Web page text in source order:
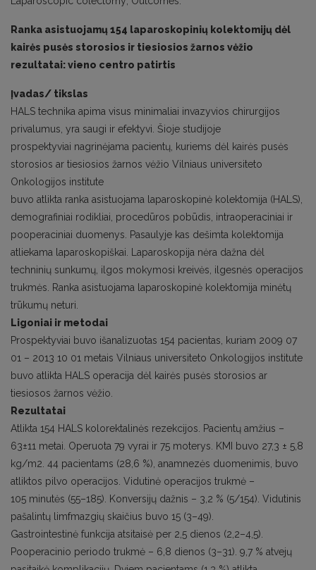
Ranka asistuojamų 154 laparoskopinių kolektomijų dėl
kairės pusės storosios ir tiesiosios žarnos vėžio
rezultatai: vieno centro patirtis
Įvadas/ tikslas
HALS technika apima visus minimaliai invazyvios chirurgijos
privalumus, yra saugi ir efektyvi. Šioje studijoje
prospektyviai nagrinėjama pacientų, kuriems dėl kairės pusės
storosios ar tiesiosios žarnos vėžio Vilniaus universiteto
Onkologijos institute
buvo atlikta ranka asistuojama laparoskopinė kolektomija (HALS),
demografiniai rodikliai, procedūros pobūdis, intraoperaciniai ir
pooperaciniai duomenys. Pasaulyje kas dešimta kolektomija
atliekama laparoskopiškai. Laparoskopija nėra dažna dėl
techninių sunkumų, ilgos mokymosi kreivės, ilgesnės operacijos
trukmės. Ranka asistuojama laparoskopinė kolektomija minėtų
trūkumų neturi.
Ligoniai ir metodai
Prospektyviai buvo išanalizuotas 154 pacientas, kuriam 2009 07
01 – 2013 10 01 metais Vilniaus universiteto Onkologijos institute
buvo atlikta HALS operacija dėl kairės pusės storosios ar
tiesiosos žarnos vėžio.
Rezultatai
Atlikta 154 HALS kolorektalinės rezekcijos. Pacientų amžius –
63±11 metai. Operuota 79 vyrai ir 75 moterys. KMI buvo 27,3 ± 5,8
kg/m2. 44 pacientams (28,6 %), anamnezės duomenimis, buvo
atliktos pilvo operacijos. Vidutinė operacijos trukmė –
105 minutės (55–185). Konversijų dažnis – 3,2 % (5/154). Vidutinis
pašalintų limfmazgių skaičius buvo 15 (3–49).
Gastrointestinė funkcija atsitaisė per 2,5 dienos (2,2–4,5).
Pooperacinio periodo trukmė – 6,8 dienos (3–31). 9,7 % atvejų